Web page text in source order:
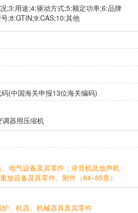
;3:用途;4:驱动方式;5:额定功率;6:品牌
;8:GTIN;9:CAS;10:其他
(中国海关申报13位海关编码)
调器用压缩机
电气设备及其零件；录音机及放声机、
放设备及其零件、附件（84~85章）
、机器、机械器具及其零件